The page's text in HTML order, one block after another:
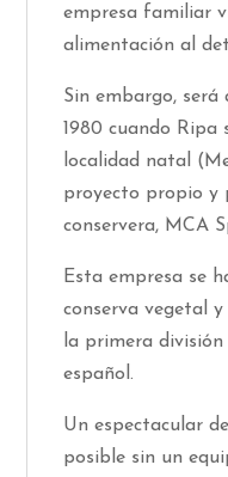
empresa familiar
alimentación al
Sin embargo, será
1980 cuando
localidad natal
proyecto propio y
conservera, MCA
Esta empresa se
conserva vegetal y
la primera
español.
Un espectacular
posible sin un